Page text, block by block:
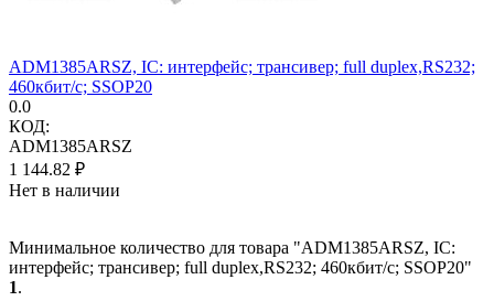
ADM1385ARSZ, IC: интерфейс; трансивер; full duplex,RS232;
460кбит/с; SSOP20
0.0
КОД:
ADM1385ARSZ
1 144.82 ₽
Нет в наличии
Минимальное количество для товара "ADM1385ARSZ, IC:
интерфейс; трансивер; full duplex,RS232; 460кбит/с; SSOP20"
1.